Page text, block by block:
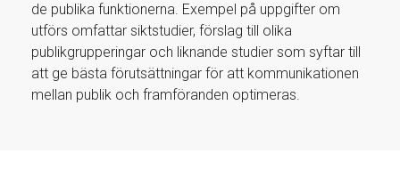
de publika funktionerna. Exempel på uppgifter om
utförs omfattar siktstudier, förslag till olika
publikgrupperingar och liknande studier som syftar till
att ge bästa förutsättningar för att kommunikationen
mellan publik och framföranden optimeras.